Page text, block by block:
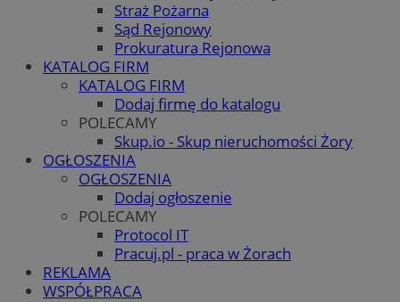
Straż Pożarna
Sąd Rejonowy
Prokuratura Rejonowa
KATALOG FIRM
KATALOG FIRM
Dodaj firmę do katalogu
POLECAMY
Skup.io - Skup nieruchomości Żory
OGŁOSZENIA
OGŁOSZENIA
Dodaj ogłoszenie
POLECAMY
Protocol IT
Pracuj.pl - praca w Żorach
REKLAMA
WSPÓŁPRACA